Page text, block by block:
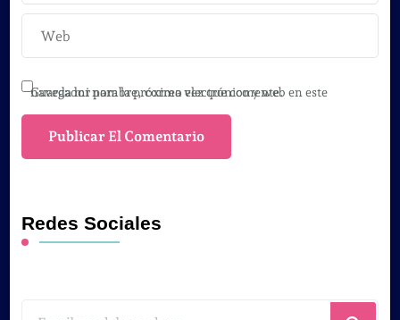
Guarda mi nombre, correo electrónico y web en este navegador para la próxima vez que comente.
Redes Sociales